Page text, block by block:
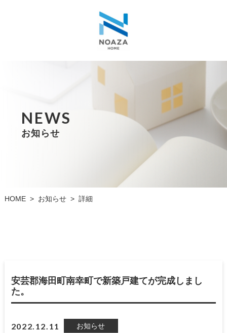
NEWS
お知らせ
HOME > お知らせ > 詳細
安芸郡海田町南幸町で新築戸建てが完成しまし
た。
2022.12.11 お知らせ